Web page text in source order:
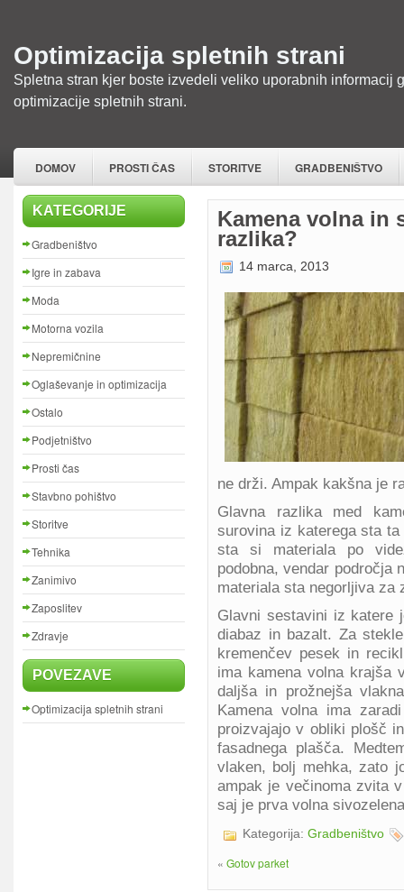
Optimizacija spletnih strani
Spletna stran kjer boste izvedeli veliko uporabnih informacij
optimizacije spletnih strani.
DOMOV PROSTI ČAS STORITVE GRADBENIŠTVO
KATEGORIJE
Gradbeništvo
Igre in zabava
Moda
Motorna vozila
Nepremičnine
Oglaševanje in optimizacija
Ostalo
Podjetništvo
Prosti čas
Stavbno pohištvo
Storitve
Tehnika
Zanimivo
Zaposlitev
Zdravje
POVEZAVE
Optimizacija spletnih strani
Kamena volna in
razlika?
14 marca, 2013
ne drži. Ampak kakšna je
Glavna razlika med
surovina iz katerega sta
sta si materiala po
podobna, vendar področja
materiala sta negorljiva za
Glavni sestavini iz katere
diabaz in bazalt. Za
kremenčev pesek in
ima kamena volna krajša
daljša in prožnejša
Kamena volna ima
proizvajajo v obliki plošč
fasadnega plašča.
vlaken, bolj mehka, zato
ampak je večinoma zvita
saj je prva volna
Kategorija: Gradbeništvo
« Gotov parket